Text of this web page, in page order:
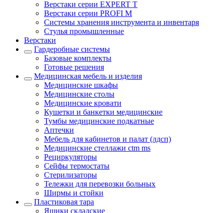
Верстаки серии EXPERT T
Верстаки серии PROFI M
Системы хранения инструмента и инвентаря
Стулья промышленные
Верстаки
Гардеробные системы
Базовые комплекты
Готовые решения
Медицинская мебель и изделия
Медицинские шкафы
Медицинские столы
Медицинские кровати
Кушетки и банкетки медицинские
Тумбы медицинские подкатные
Аптечки
Мебель для кабинетов и палат (лдсп)
Медицинские стеллажи ctm ms
Рециркуляторы
Сейфы термостаты
Стерилизаторы
Тележки для перевозки больных
Ширмы и стойки
Пластиковая тара
Ящики складские